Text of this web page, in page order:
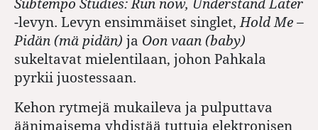
-levyn. Levyn ensimmäiset singlet, Hold Me –
Pidän (mä pidän) ja Oon vaan (baby)
sukeltavat mielentilaan, johon Pahkala
pyrkii juostessaan.
Kehon rytmejä mukaileva ja pulputtava
äänimaisema yhdistää tuttuja elektronisen